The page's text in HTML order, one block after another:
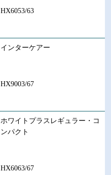
HX6053/63
インターケアー
HX9003/67
ホワイトプラスレギュラー・コ
ンパクト
HX6063/67